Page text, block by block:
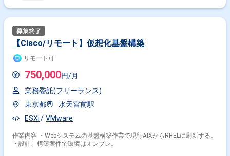
【Cisco/リモート】仮想化基盤構築
リモート可
750,000円/月
業務委託(フリーランス)
東京都
水天宮前駅
ESXi
VMware
作業内容 ・Webシステムの基盤構築作業で現行AIXからRHELに刷新する。
・設計、構築案件で環境はオンプレ。